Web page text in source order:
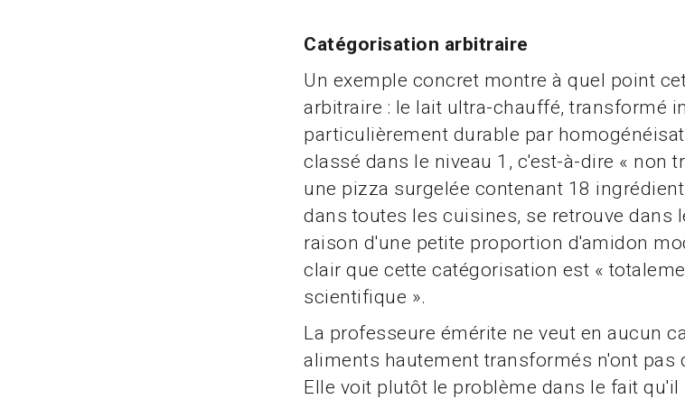
Catégorisation arbitraire
Un exemple concret montre à quel point
arbitraire : le lait ultra-chauffé, transformé
particulièrement durable par
classé dans le niveau 1, c'est-à-dire « non
une pizza surgelée contenant 18
dans toutes les cuisines, se retrouve dans
raison d'une petite proportion d'amidon
clair que cette catégorisation est «
scientifique ».
La professeure émérite ne veut en aucun
aliments hautement transformés n'ont pas
Elle voit plutôt le problème dans le fait qu'il